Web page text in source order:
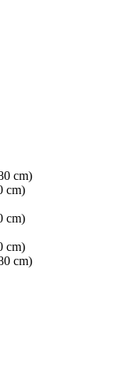
cm)
cm)
cm)
cm)
cm)